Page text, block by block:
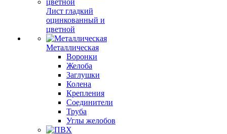
Лист гладкий
оцинкованный и
цветной
Металлическая
Воронки
Желоба
Заглушки
Колена
Крепления
Соединители
Труба
Углы желобов